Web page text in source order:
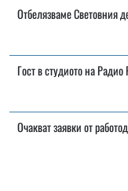
Отбелязваме Световния
Гост в студиото на
Очакват заявки от